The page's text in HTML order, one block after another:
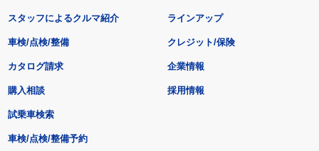
スタッフによるクルマ紹介 ラインアップ
車検/点検/整備 クレジット/保険
カタログ請求
購入相談
試乗車検索
車検/点検/整備予約
企業情報
採用情報